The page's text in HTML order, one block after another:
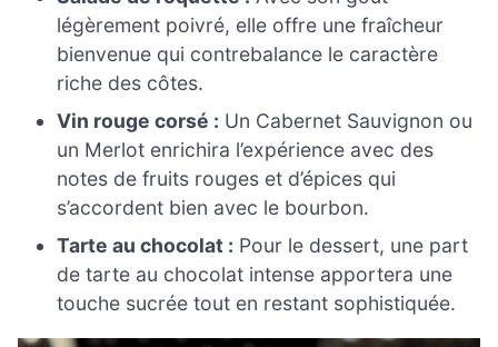
légèrement poivré, elle offre une fraîcheur
bienvenue qui contrebalance le caractère
riche des côtes.
Vin rouge corsé : Un Cabernet Sauvignon ou
un Merlot enrichira l’expérience avec des
notes de fruits rouges et d’épices qui
s’accordent bien avec le bourbon.
Tarte au chocolat : Pour le dessert, une part
de tarte au chocolat intense apportera une
touche sucrée tout en restant sophistiquée.